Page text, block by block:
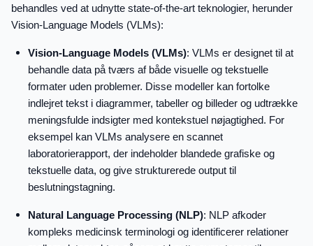
behandles ved at udnytte state-of-the-art teknologier, herunder
Vision-Language Models (VLMs):
Vision-Language Models (VLMs): VLMs er designet til at
behandle data på tværs af både visuelle og tekstuelle
formater uden problemer. Disse modeller kan fortolke
indlejret tekst i diagrammer, tabeller og billeder og udtrække
meningsfulde indsigter med kontekstuel nøjagtighed. For
eksempel kan VLMs analysere en scannet
laboratorierapport, der indeholder blandede grafiske og
tekstuelle data, og give strukturerede output til
beslutningstagning.
Natural Language Processing (NLP): NLP afkoder
kompleks medicinsk terminologi og identificerer relationer